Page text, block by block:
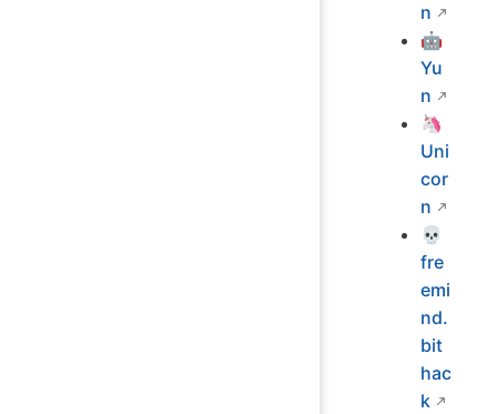
n
🤖
Yu
n
🦄
Uni
cor
n
💀
fre
emi
nd.
bit
hac
k